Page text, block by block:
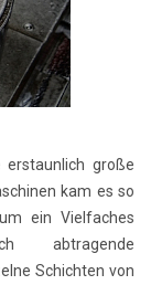
große
kam es so
ein Vielfaches
abtragende
Schichten von